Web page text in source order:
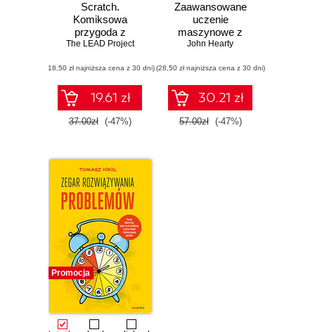
Scratch.
Komiksowa
przygoda z
programowaniem
The LEAD Project
(18,50 zł najniższa cena z 30 dni)
19.61 zł
37.00zł (-47%)
Zaawansowane
uczenie
maszynowe z
językiem Python
John Hearty
(28,50 zł najniższa cena z 30 dni)
30.21 zł
57.00zł (-47%)
Promocja